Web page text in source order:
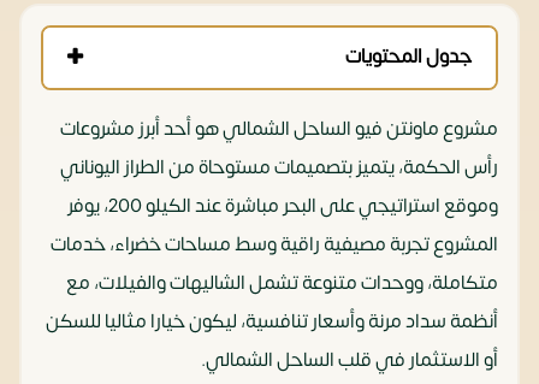
جدول المحتويات
مشروع ماونتن فيو الساحل الشمالي هو أحد أبرز مشروعات
رأس الحكمة، يتميز بتصميمات مستوحاة من الطراز اليوناني
وموقع استراتيجي على البحر مباشرة عند الكيلو 200، يوفر
المشروع تجربة مصيفية راقية وسط مساحات خضراء، خدمات
متكاملة، ووحدات متنوعة تشمل الشاليهات والفيلات، مع
أنظمة سداد مرنة وأسعار تنافسية، ليكون خيارا مثاليا للسكن
أو الاستثمار في قلب الساحل الشمالي.